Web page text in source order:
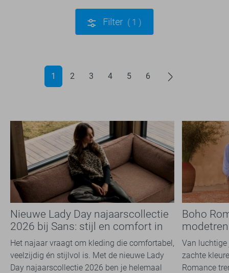
Filter 1
1 2 3 4 5 6
Nieuwe Lady Day najaarscollectie
2026 bij Sans: stijl en comfort in
travelkwaliteit
Het najaar vraagt om kleding die comfortabel,
veelzijdig én stijlvol is. Met de nieuwe Lady
Day najaarscollectie 2026 ben je helemaal
Boho
overal
Van luchtige
zachte
Romance